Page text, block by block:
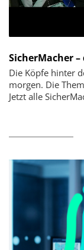
SicherMacher
Die Köpfe hinter
morgen. Die
Jetzt alle